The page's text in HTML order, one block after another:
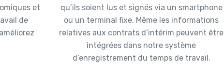
et
de
qu’ils soient lus et signés via un smartphone
ou un terminal fixe. Même les informations
relatives aux contrats d’intérim peuvent être
intégrées dans notre système
d’enregistrement du temps de travail.